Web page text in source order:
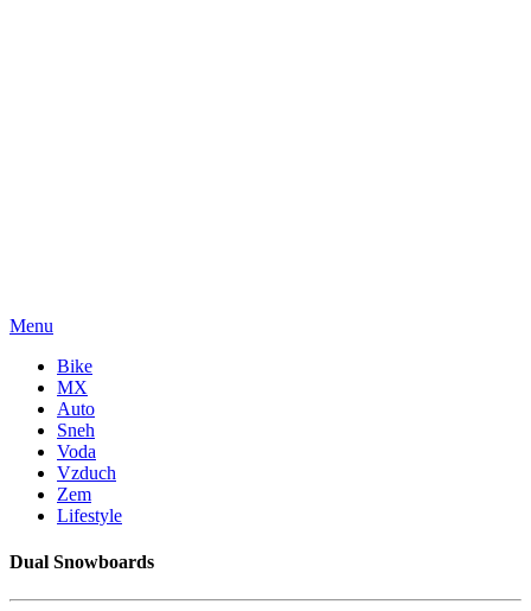
Menu
Bike
MX
Auto
Sneh
Voda
Vzduch
Zem
Lifestyle
Dual Snowboards